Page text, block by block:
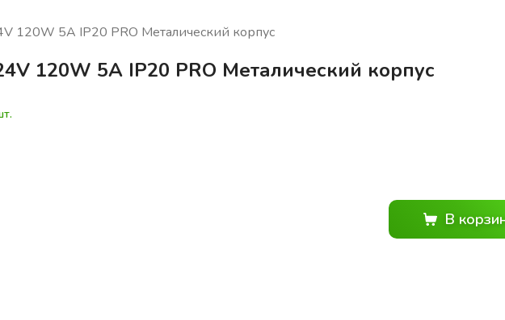
120W 5A IP20 PRO Металический корпус
120W 5A IP20 PRO Металический корпус